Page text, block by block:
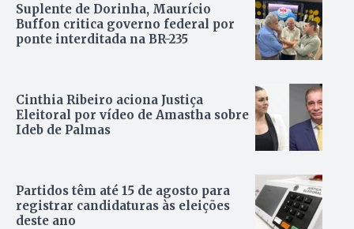
Suplente de Dorinha, Maurício
Buffon critica governo federal por
ponte interditada na BR-235
Cinthia Ribeiro aciona Justiça
Eleitoral por vídeo de Amastha sobre
Ideb de Palmas
Partidos têm até 15 de agosto para
registrar candidaturas às eleições
deste ano